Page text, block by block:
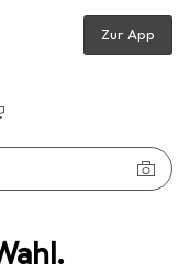
Zur App
Calvin Klein CK One